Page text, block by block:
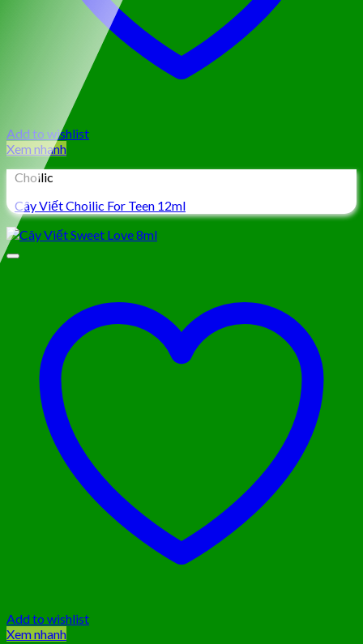
Add to wishlist
Xem nhanh
Choilic
Cây Viết Choilic For Teen 12ml
Add to wishlist
Xem nhanh